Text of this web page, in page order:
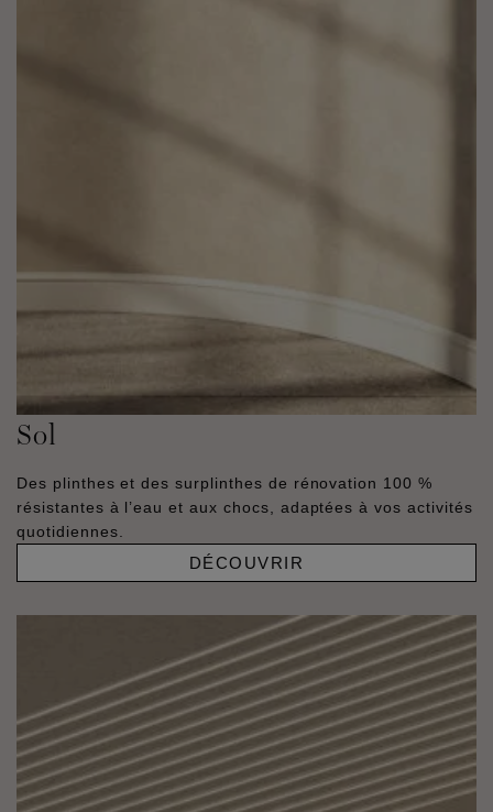
Sol
Des plinthes et des surplinthes de rénovation 100 %
résistantes à l’eau et aux chocs, adaptées à vos activités
quotidiennes.
DÉCOUVRIR